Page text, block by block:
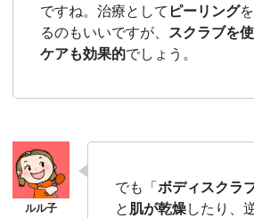
ですね。治療として ピーリング
るのもいいですが、 スクラブを
ケアも効果的でしょう。
でも「ボディスクラ
と 肌が乾燥したり、